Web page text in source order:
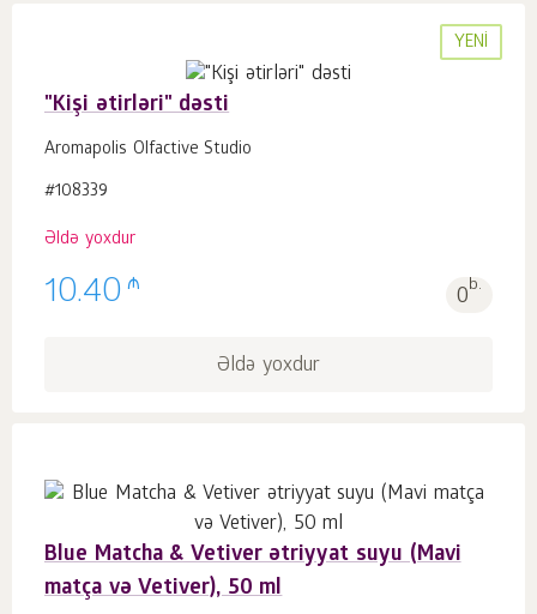
YENI
"Kişi ətirləri" dəsti
Aromapolis Olfactive Studio
#108339
Əldə yoxdur
10.40 ₼ 0b.
Əldə yoxdur
Blue Matcha & Vetiver ətriyyat suyu (Mavi
matça və Vetiver), 50 ml